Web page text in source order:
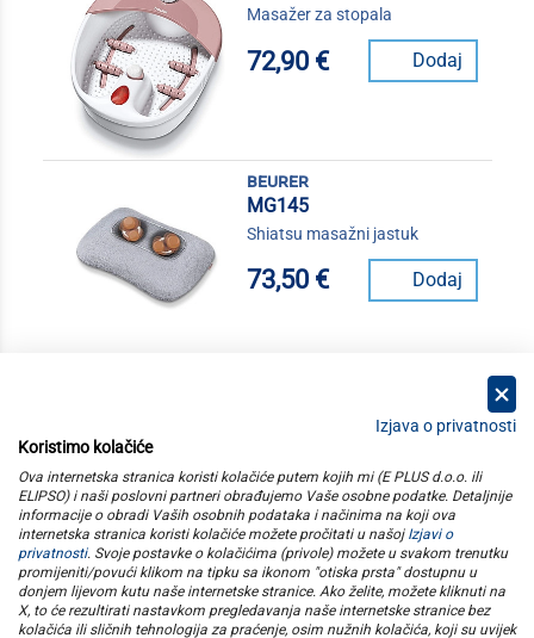
Masažer za stopala
72,90 € Dodaj
beurer
MG145
Shiatsu masažni jastuk
73,50 € Dodaj
kategorije
elipso
informacije
Izjava o privatnosti
Koristimo kolačiće
Ova internetska stranica koristi kolačiće putem kojih mi (E PLUS d.o.o. ili
ELIPSO) i naši poslovni partneri obrađujemo Vaše osobne podatke. Detaljnije
informacije o obradi Vaših osobnih podataka i načinima na koji ova
internetska stranica koristi kolačiće možete pročitati u našoj Izjavi o
privatnosti. Svoje postavke o kolačićima (privole) možete u svakom trenutku
promijeniti/povući klikom na tipku sa ikonom "otiska prsta" dostupnu u
donjem lijevom kutu naše internetske stranice. Ako želite, možete kliknuti na
X, to će rezultirati nastavkom pregledavanja naše internetske stranice bez
kolačića ili sličnih tehnologija za praćenje, osim nužnih kolačića, koji su uvijek